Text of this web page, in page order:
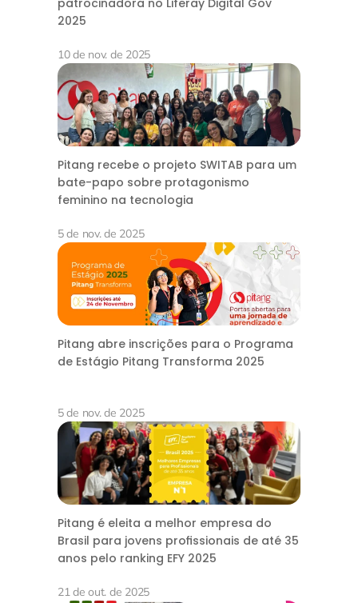
patrocinadora no Liferay Digital Gov
2025
10 de nov. de 2025
Pitang recebe o projeto SWITAB para um
bate-papo sobre protagonismo
feminino na tecnologia
5 de nov. de 2025
Pitang abre inscrições para o Programa
de Estágio Pitang Transforma 2025
5 de nov. de 2025
Pitang é eleita a melhor empresa do
Brasil para jovens profissionais de até 35
anos pelo ranking EFY 2025
21 de out. de 2025